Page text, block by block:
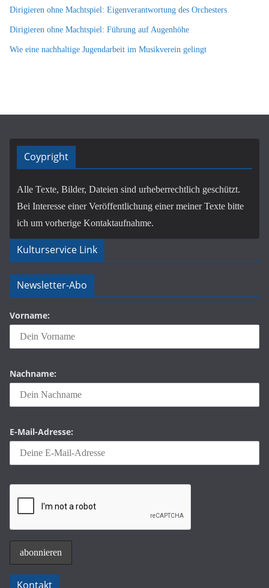
Dirigieren ohne Machtspiel: Eigenverantwortung des Orchesters
Dirigieren ohne Machtspiel: Führung auf Augenhöhe
Wie eine nachhaltige Jugendarbeit im Musikverein gelingt
Coypright
Alle Texte, Bilder, Dateien sind urheberrechtlich geschützt.
Bei Interesse einer Veröffentlichung einer meiner Texte bitte
ich um vorherige Kontaktaufnahme.
Kulturservice Link
Newsletter-Abo
Vorname:
Nachname:
E-Mail-Adresse:
Kontakt